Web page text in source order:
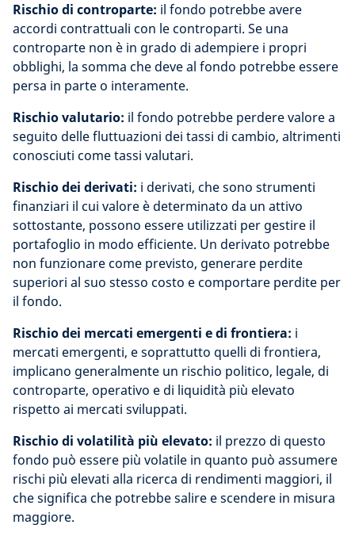
Rischio di controparte: il fondo potrebbe avere
accordi contrattuali con le controparti. Se una
controparte non è in grado di adempiere i propri
obblighi, la somma che deve al fondo potrebbe essere
persa in parte o interamente.
Rischio valutario: il fondo potrebbe perdere valore a
seguito delle fluttuazioni dei tassi di cambio, altrimenti
conosciuti come tassi valutari.
Rischio dei derivati: i derivati, che sono strumenti
finanziari il cui valore è determinato da un attivo
sottostante, possono essere utilizzati per gestire il
portafoglio in modo efficiente. Un derivato potrebbe
non funzionare come previsto, generare perdite
superiori al suo stesso costo e comportare perdite per
il fondo.
Rischio dei mercati emergenti e di frontiera: i
mercati emergenti, e soprattutto quelli di frontiera,
implicano generalmente un rischio politico, legale, di
controparte, operativo e di liquidità più elevato
rispetto ai mercati sviluppati.
Rischio di volatilità più elevato: il prezzo di questo
fondo può essere più volatile in quanto può assumere
rischi più elevati alla ricerca di rendimenti maggiori, il
che significa che potrebbe salire e scendere in misura
maggiore.